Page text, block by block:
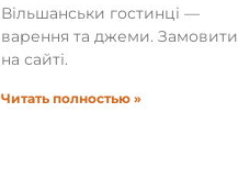
Вільшанськи гостинці —
варення та джеми. Замовити
на сайті.
Читать полностью »